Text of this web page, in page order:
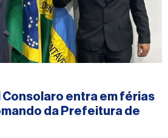
entra em férias
da Prefeitura de